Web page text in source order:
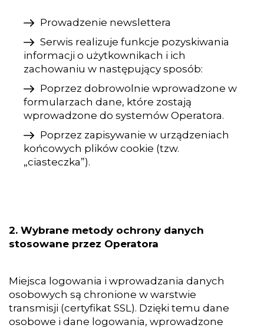
Prowadzenie newslettera
Serwis realizuje funkcje pozyskiwania
informacji o użytkownikach i ich
zachowaniu w następujący sposób:
Poprzez dobrowolnie wprowadzone w
formularzach dane, które zostają
wprowadzone do systemów Operatora.
Poprzez zapisywanie w urządzeniach
końcowych plików cookie (tzw.
„ciasteczka”).
2. Wybrane metody ochrony danych
stosowane przez Operatora
Miejsca logowania i wprowadzania danych
osobowych są chronione w warstwie
transmisji (certyfikat SSL). Dzięki temu dane
osobowe i dane logowania, wprowadzone